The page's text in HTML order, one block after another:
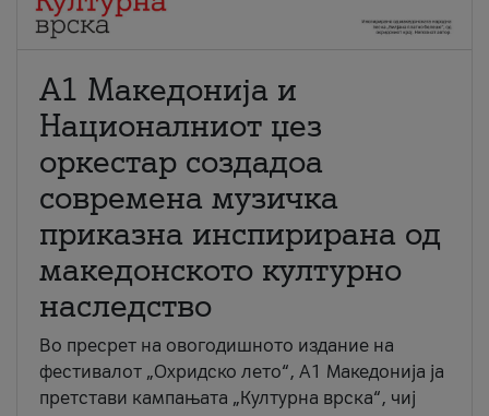
А1 Македонија и
Националниот џез
оркестар создадоа
современа музичка
приказна инспирирана од
македонското културно
наследство
Во пресрет на овогодишното издание на
фестивалот „Охридско лето“, А1 Македонија ја
претстави кампањата „Културна врска“, чиј